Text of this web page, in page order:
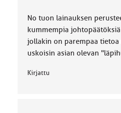
No tuon lainauksen
kummempia
jollakin on parempaa
uskoisin asian olevan
Kirjattu